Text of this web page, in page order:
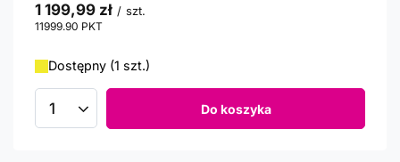
1 199,99 zł / szt.
11999.90 PKT
Dostępny (1 szt.)
Ilość produktów Do koszyka